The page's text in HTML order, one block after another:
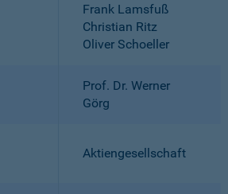
Frank Lamsfuß
Christian Ritz
Oliver Schoeller
Prof. Dr. Werner
Görg
Aktiengesellschaft